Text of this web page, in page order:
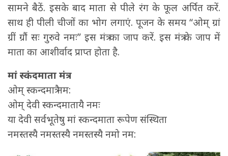
सामने बैठें. इसके बाद माता से पीले रंग के फूल अर्पित करें.
साथ ही पीली चीजों का भोग लगाएं. पूजन के समय “ओम् ग्रां
ग्रीं ग्रौं सः गुरुवे नमः” इस मंत्र का जाप करें. इस मंत्र के जाप में
माता का आशीर्वाद प्राप्त होता है.
मां स्कंदमाता मंत्र
ओम् स्कन्दमात्रै नम:
ओम् देवी स्कन्दमातायै नमः
या देवी सर्वभू‍तेषु मां स्कन्दमाता रूपेण संस्थिता
नमस्तस्यै नमस्तस्यै नमस्तस्यै नमो नम: